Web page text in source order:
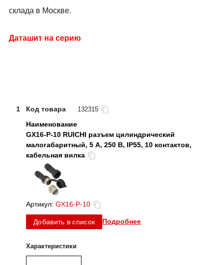
склада в Москве.
Даташит на серию
1 Код товара 132315
GX16-P-10 RUICHI разъем цилиндрический
малогабаритный, 5 А, 250 В, IP55, 10 контактов,
кабельная вилка
Артикул: GX16-P-10
Добавить в список Подробнее